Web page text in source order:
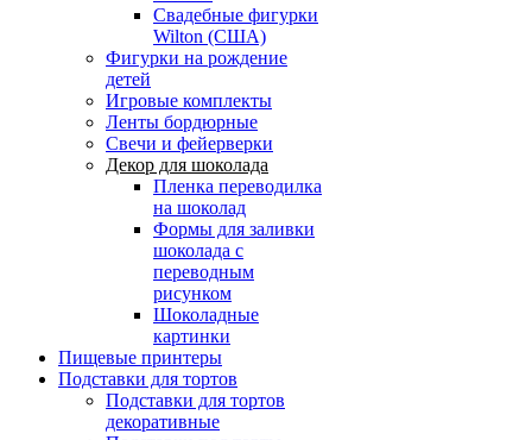
Свадебные фигурки
Wilton (США)
Фигурки на рождение
детей
Игровые комплекты
Ленты бордюрные
Свечи и фейерверки
Декор для шоколада
Пленка переводилка
на шоколад
Формы для заливки
шоколада с
переводным
рисунком
Шоколадные
картинки
Пищевые принтеры
Подставки для тортов
Подставки для тортов
декоративные